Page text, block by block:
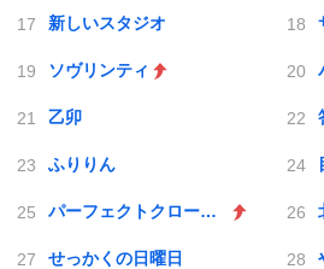
新しいスタジオ
ソヴリンティ
乙卯
ふりりん
パーフェクトクローザー
せっかくの日曜日